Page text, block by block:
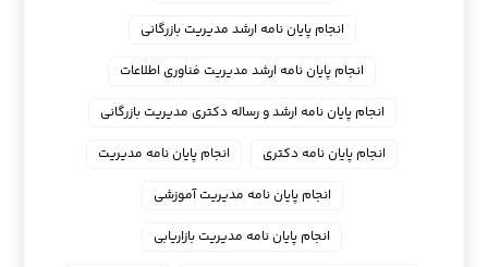
انجام پایان نامه ارشد مدیریت بازرگانی
انجام پایان نامه ارشد مدیریت فناوری اطلاعات
انجام پایان نامه ارشد و رساله دکتری مدیریت بازرگانی
انجام پایان نامه دکتری
انجام پایان نامه مدیریت
انجام پایان نامه مدیریت آموزشی
انجام پایان نامه مدیریت بازاریابی